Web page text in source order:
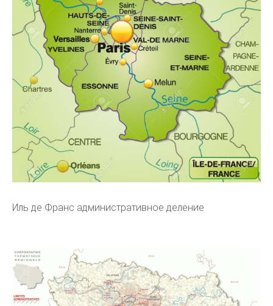
Иль де Франс административное деление